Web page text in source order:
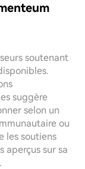
soutenant
suggère
selon un
ou
les soutiens
aperçus sur sa